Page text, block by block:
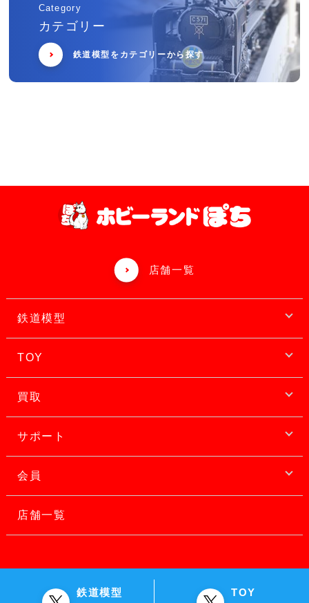
Category
カテゴリー
鉄道模型をカテゴリーから探す
店舗一覧
鉄道模型
TOY
買取
サポート
会員
店舗一覧
鉄道模型 TOY